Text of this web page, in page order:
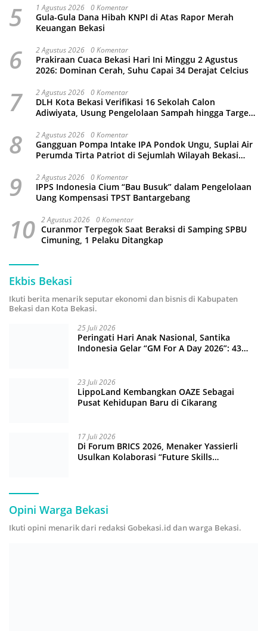
5 1 Agustus 2026 0 Komentar
Gula-Gula Dana Hibah KNPI di Atas Rapor Merah
Keuangan Bekasi
6 2 Agustus 2026 0 Komentar
Prakiraan Cuaca Bekasi Hari Ini Minggu 2 Agustus
2026: Dominan Cerah, Suhu Capai 34 Derajat Celcius
7 2 Agustus 2026 0 Komentar
DLH Kota Bekasi Verifikasi 16 Sekolah Calon
Adiwiyata, Usung Pengelolaan Sampah hingga Target
8 2 Agustus 2026 0 Komentar
Gangguan Pompa Intake IPA Pondok Ungu, Suplai Air
Perumda Tirta Patriot di Sejumlah Wilayah Bekasi
9 2 Agustus 2026 0 Komentar
IPPS Indonesia Cium “Bau Busuk” dalam Pengelolaan
Uang Kompensasi TPST Bantargebang
10 2 Agustus 2026 0 Komentar
Curanmor Terpegok Saat Beraksi di Samping SPBU
Cimuning, 1 Pelaku Ditangkap
Ekbis Bekasi
Ikuti berita menarik seputar ekonomi dan bisnis di Kabupaten
Bekasi dan Kota Bekasi.
25 Juli 2026
Peringati Hari Anak Nasional, Santika
Indonesia Gelar “GM For A Day 2026”: 43
23 Juli 2026
LippoLand Kembangkan OAZE Sebagai
Pusat Kehidupan Baru di Cikarang
17 Juli 2026
Di Forum BRICS 2026, Menaker Yassierli
Usulkan Kolaborasi “Future Skills
Opini Warga Bekasi
Ikuti opini menarik dari redaksi Gobekasi.id dan warga Bekasi.